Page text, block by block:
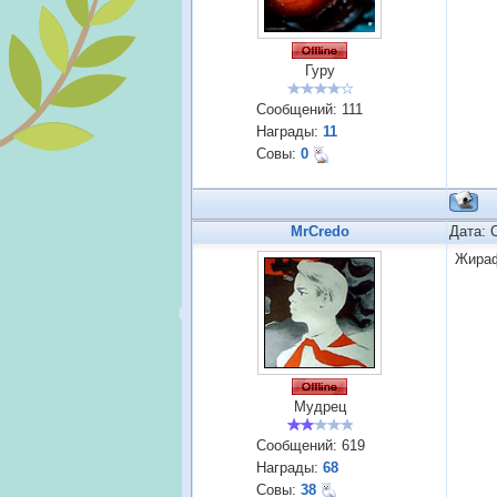
Гуру
Сообщений: 111
Награды: 11
Совы: 0
MrCredo Дата:
Мудрец
Сообщений: 619
Награды: 68
Совы: 38